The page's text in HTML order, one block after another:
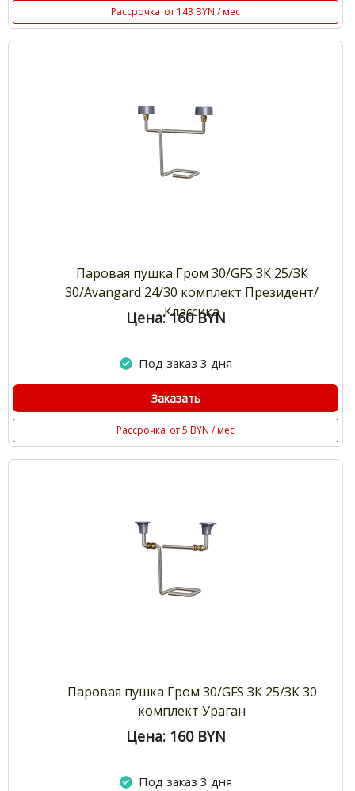
Рассрочка от 143 BYN / мес
Паровая пушка Гром 30/GFS ЗК 25/ЗК
30/Avangard 24/30 комплект Президент/
Классика
Цена: 160 BYN
Под заказ 3 дня
Заказать
Рассрочка от 5 BYN / мес
Паровая пушка Гром 30/GFS ЗК 25/ЗК 30
комплект Ураган
Цена: 160 BYN
Под заказ 3 дня